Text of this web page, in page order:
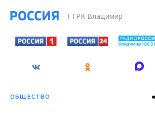
ГТРК Владимир
ОБЩЕСТВО